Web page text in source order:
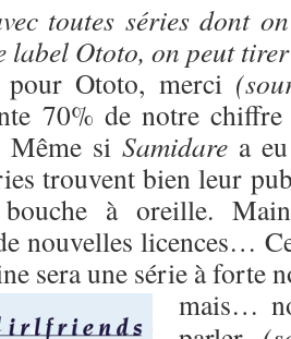
toutes séries dont
label Ototo, on peut
Ototo, merci
70% de notre chiffre
Même si Samidarea eu
trouvent bien leur
à oreille.
nouvelles licences…
sera une série à forte
mais…